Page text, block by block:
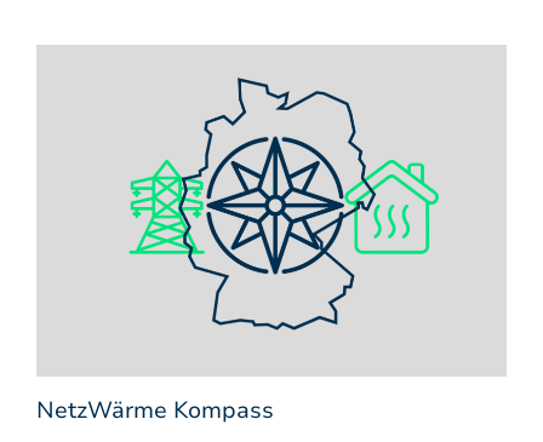
NetzWärme Kompass